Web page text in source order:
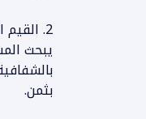
2. القيم الجوهرية والهدف الاجتماعي (Core Values & Purpose)
بثمن.